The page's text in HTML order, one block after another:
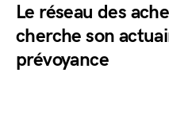
Le réseau des
cherche son
prévoyance